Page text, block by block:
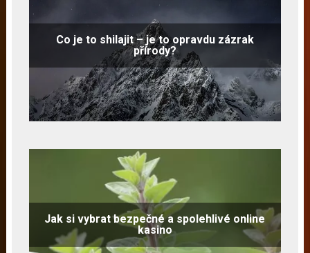
Co je to shilajit – je to opravdu zázrak
přírody?
Jak si vybrat bezpečné a spolehlivé online
kasino